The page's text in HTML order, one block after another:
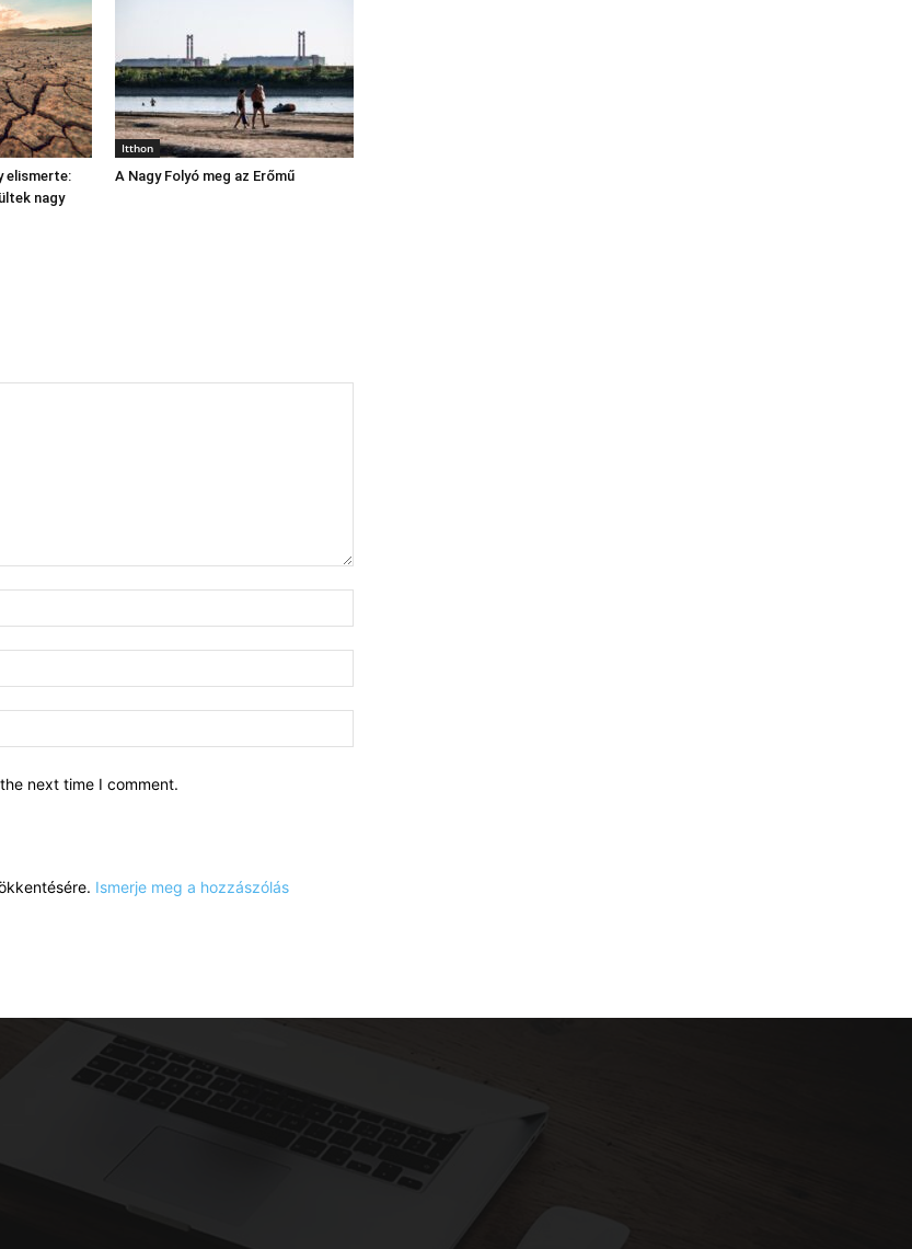
elismerte:
nagy
Itthon
A Nagy Folyó meg az Erőmű
next time I comment.
Ismerje meg a hozzászólás